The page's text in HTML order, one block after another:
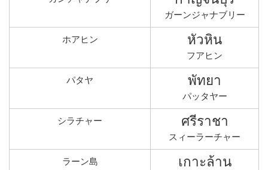
ガーンジャナブリー
ホアヒン หัวหิน
フアヒン
パタヤ พัทยา
パッタヤー
シラチャー ศรีราชา
スィーラーチャー
ラーン島 เกาะล้าน